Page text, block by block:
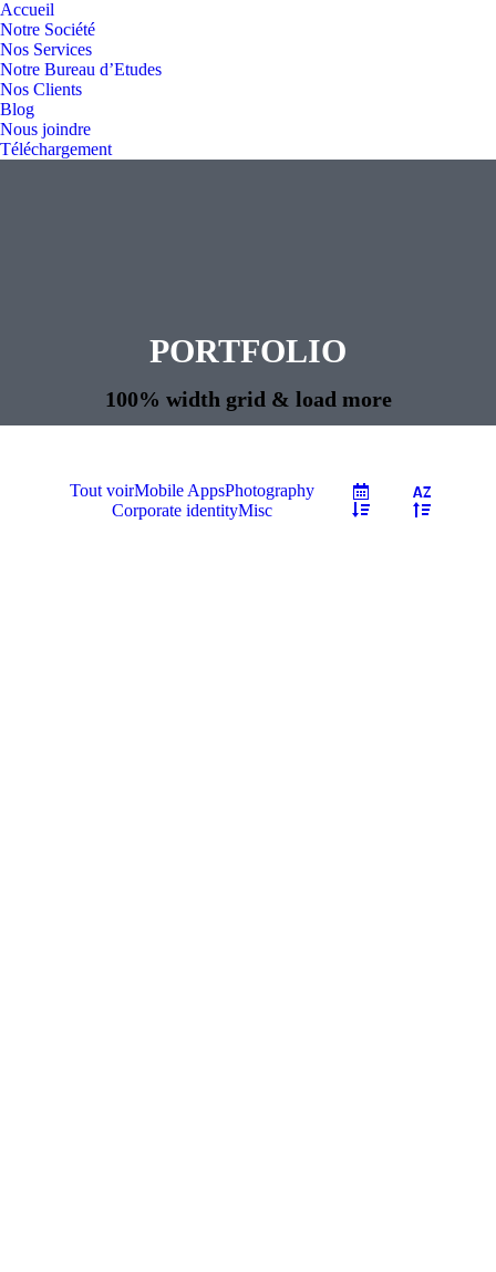
Accueil
Notre Société
Nos Services
Notre Bureau d’Etudes
Nos Clients
Blog
Nous joindre
Téléchargement
PORTFOLIO
100% width grid & load more
Tout voirMobile AppsPhotography
Corporate identityMisc